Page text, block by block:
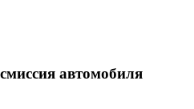
автомобиля